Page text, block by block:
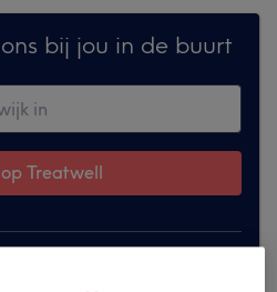
bij jou in de buurt
Treatwell